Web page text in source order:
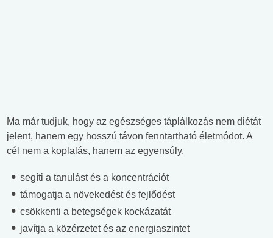
Ma már tudjuk, hogy az egészséges táplálkozás nem diétát
jelent, hanem egy hosszú távon fenntartható életmódot. A
cél nem a koplalás, hanem az egyensúly.
segíti a tanulást és a koncentrációt
támogatja a növekedést és fejlődést
csökkenti a betegségek kockázatát
javítja a közérzetet és az energiaszintet